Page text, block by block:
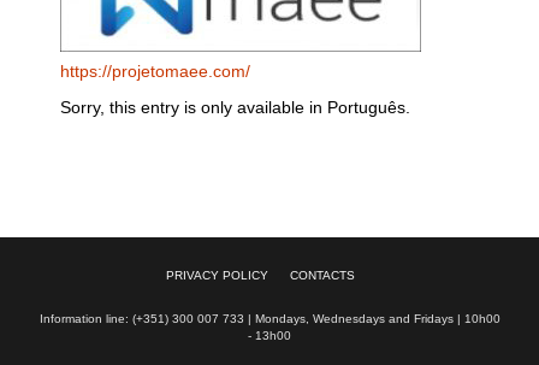
https://projetomaee.com/
Sorry, this entry is only available in Português.
PRIVACY POLICY CONTACTS
Information line: (+351) 300 007 733 | Mondays, Wednesdays and Fridays | 10h00
- 13h00